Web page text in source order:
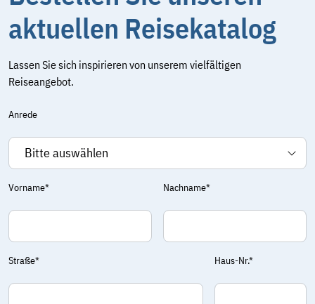
aktuellen Reisekatalog
Lassen Sie sich inspirieren von unserem vielfältigen
Reiseangebot.
Anrede
Vorname* Nachname*
Straße* Haus-Nr.*